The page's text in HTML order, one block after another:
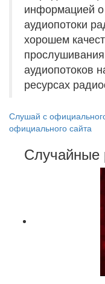
информацией
аудиопотоки
хорошем
аудиопотоков
ресурсах
Слушай с
официального сайта
Случайные